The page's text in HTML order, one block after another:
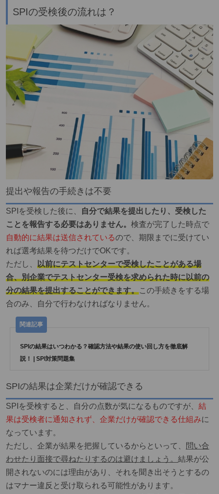
SPIの受検後の流れは？
提出や報告の手続きは不要
SPIを受検した後に、
自分で結果を提出したり、受検した
ことを報告する必要はありません。 検査が完了した時点で
自動的に結果は送信されているので、期限までに受けてい
れば選考結果を待つだけでOKです。
ただし、 以前にテストセンターで受検したことがある場
合、別企業でテストセンター受検を求められた時に以前の
分の結果を提出することができます。この手続きをする場
合のみ、自分で行わなければなりません。
SPIの結果はいつわかる？確認方法や結果の使い回し方を徹底解
説！ | SPI対策問題集
SPIの結果は企業だけが確認できる
SPIを受検すると、自分の点数が気になるものですが、 結
果は受検者に通知されず、企業だけが確認できる仕組みに
なっています。
ただし、企業が結果を把握しているからといって、
問い合
わせたり面接で尋ねたりするのは避けましょう。 結果が公
開されないのには理由があり、それを聞き出そうとするの
はマナー違反と受け取られる可能性があります。